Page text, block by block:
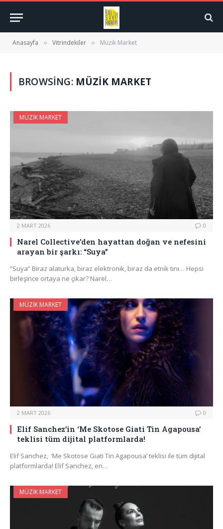
Anasayfa » Vitrindekiler » Müzik Market
BROWSING: MÜZIK MARKET
MÜZIK MARKET
2 MART 2026 0
Narel Collective’den hayattan doğan ve nefesini
arayan bir şarkı: “Suya”
“Suya” Biraz alaturka, biraz elektronik, biraz da etnik tını… Hepsi
birleşince ortaya ne çıkar? Narel…
MÜZIK MARKET
2 MART 2026 0
Elif Sanchez’in ‘Me Skotose Giati Tin Agapousa’
teklisi tüm dijital platformlarda!
Elif Sanchez, ‘Me Skotose Giati Tin Agapousa’ teklisi ile tüm dijital
platformlarda! Elif Sanchez, en…
MÜZIK MARKET